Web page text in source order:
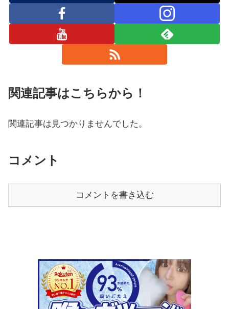
関連記事はこちらから！
関連記事は見つかりませんでした。
コメント
コメントを書き込む